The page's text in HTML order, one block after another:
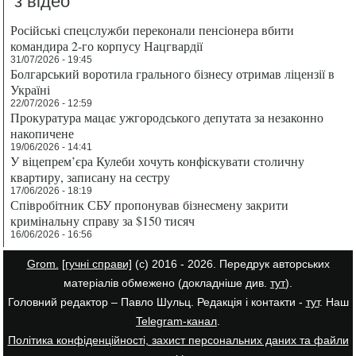
Російські спецслужби переконали пенсіонера вбити
командира 2-го корпусу Нацгвардії
31/07/2026 - 19:45
Болгарський воротила грального бізнесу отримав ліцензії в
Україні
22/07/2026 - 12:59
Прокуратура мацає ужгородського депутата за незаконно
накопичене
19/06/2026 - 14:41
У віцепрем’єра Кулеби хочуть конфіскувати столичну
квартиру, записану на сестру
17/06/2026 - 18:19
Співробітник СБУ пропонував бізнесмену закрити
кримінальну справу за $150 тисяч
16/06/2026 - 16:56
Grom. [гучні справи] (с) 2016 - 2026. Передрук авторських
матеріалів обмежено (докладніше див. тут).
Головний редактор – Павло Шульц. Редакція і контакти - тут. Наш
Telegram-канал.
Політика конфіденційності, захист персональних даних та файли